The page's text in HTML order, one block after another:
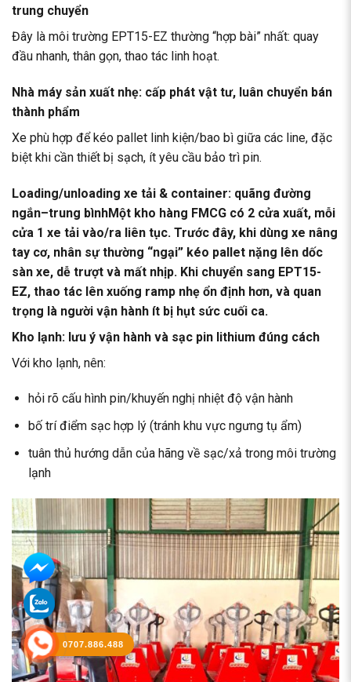
trung chuyển
Đây là môi trường EPT15-EZ thường “hợp bài” nhất: quay
đầu nhanh, thân gọn, thao tác linh hoạt.
Nhà máy sản xuất nhẹ: cấp phát vật tư, luân chuyển bán
thành phẩm
Xe phù hợp để kéo pallet linh kiện/bao bì giữa các line, đặc
biệt khi cần thiết bị sạch, ít yêu cầu bảo trì pin.
Loading/unloading xe tải & container: quãng đường
ngắn–trung bìnhMột kho hàng FMCG có 2 cửa xuất, mỗi
cửa 1 xe tải vào/ra liên tục. Trước đây, khi dùng xe nâng
tay cơ, nhân sự thường “ngại” kéo pallet nặng lên dốc
sàn xe, dễ trượt và mất nhịp. Khi chuyển sang EPT15-
EZ, thao tác lên xuống ramp nhẹ ổn định hơn, và quan
trọng là người vận hành ít bị hụt sức cuối ca.
Kho lạnh: lưu ý vận hành và sạc pin lithium đúng cách
Với kho lạnh, nên:
hỏi rõ cấu hình pin/khuyến nghị nhiệt độ vận hành
bố trí điểm sạc hợp lý (tránh khu vực ngưng tụ ẩm)
tuân thủ hướng dẫn của hãng về sạc/xả trong môi trường
lạnh
0707.886.488